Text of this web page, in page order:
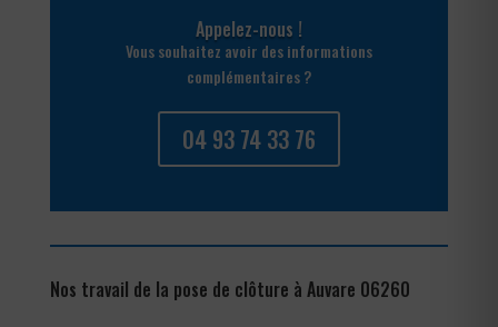
Appelez-nous !
Vous souhaitez avoir des informations
complémentaires ?
04 93 74 33 76
Nos travail de la pose de clôture à Auvare 06260